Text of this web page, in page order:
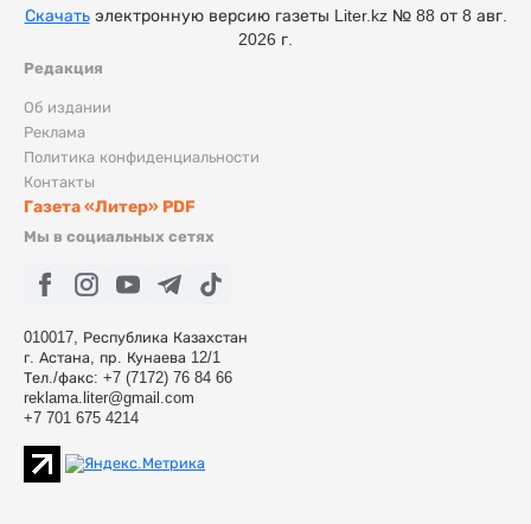
Редакция
Об издании
Реклама
Политика конфиденциальности
Контакты
Газета «Литер» PDF
Мы в социальных сетях
010017, Республика Казахстан
г. Астана, пр. Кунаева 12/1
Тел./факс: +7 (7172) 76 84 66
reklama.liter@gmail.com
+7 701 675 4214
Скачатьэлектронную версию газеты Liter.kz № 88 от 8 авг.
2026 г.